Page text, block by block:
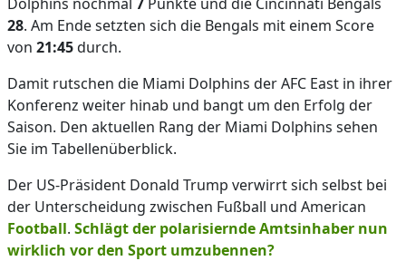
28. Am Ende setzten sich die Bengals mit einem Score
von 21:45durch.
Damit rutschen die Miami Dolphins der AFC East in ihrer
Konferenz weiter hinab und bangt um den Erfolg der
Saison. Den aktuellen Rang der Miami Dolphins sehen
Sie im Tabellenüberblick.
Der US-Präsident Donald Trump verwirrt sich selbst bei
der Unterscheidung zwischen Fußball und American
Football. Schlägt der polarisiernde Amtsinhaber nun
wirklich vor den Sport umzubennen?